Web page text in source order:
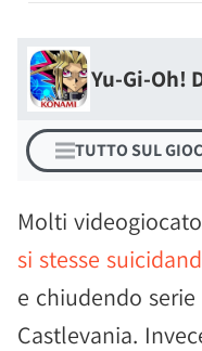
Yu-Gi-Oh!
TUTTO SUL
Molti
si stesse
e chiudendo
Castlevania.